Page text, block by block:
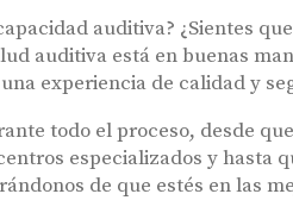
auditiva? ¿Sientes
auditiva está en buenas
experiencia de calidad y
todo el proceso, desde
especializados y hasta
de que estés en las
auditivas
Auditivos
Servicios
Nombre
Teléfono